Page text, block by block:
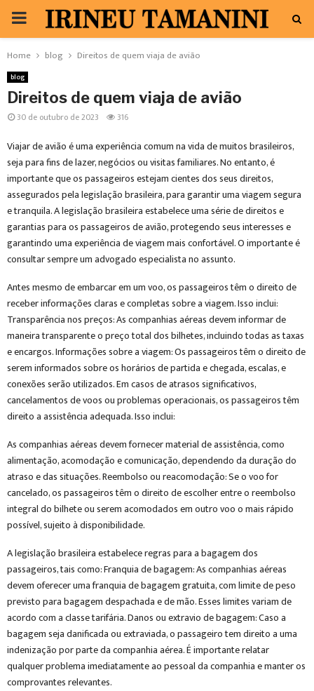
PRIMARY
MENU
Home blog Direitos de quem viaja de avião
blog
Direitos de quem viaja de avião
30 de outubro de 2023 316
Viajar de avião é uma experiência comum na vida de muitos brasileiros,
seja para fins de lazer, negócios ou visitas familiares. No entanto, é
importante que os passageiros estejam cientes dos seus direitos,
assegurados pela legislação brasileira, para garantir uma viagem segura
e tranquila. A legislação brasileira estabelece uma série de direitos e
garantias para os passageiros de avião, protegendo seus interesses e
garantindo uma experiência de viagem mais confortável. O importante é
consultar sempre um advogado especialista no assunto.
Antes mesmo de embarcar em um voo, os passageiros têm o direito de
receber informações claras e completas sobre a viagem. Isso inclui:
Transparência nos preços: As companhias aéreas devem informar de
maneira transparente o preço total dos bilhetes, incluindo todas as taxas
e encargos. Informações sobre a viagem: Os passageiros têm o direito de
serem informados sobre os horários de partida e chegada, escalas, e
conexões serão utilizados. Em casos de atrasos significativos,
cancelamentos de voos ou problemas operacionais, os passageiros têm
direito a assistência adequada. Isso inclui:
As companhias aéreas devem fornecer material de assistência, como
alimentação, acomodação e comunicação, dependendo da duração do
atraso e das situações. Reembolso ou reacomodação: Se o voo for
cancelado, os passageiros têm o direito de escolher entre o reembolso
integral do bilhete ou serem acomodados em outro voo o mais rápido
possível, sujeito à disponibilidade.
A legislação brasileira estabelece regras para a bagagem dos
passageiros, tais como: Franquia de bagagem: As companhias aéreas
devem oferecer uma franquia de bagagem gratuita, com limite de peso
previsto para bagagem despachada e de mão. Esses limites variam de
acordo com a classe tarifária. Danos ou extravio de bagagem: Caso a
bagagem seja danificada ou extraviada, o passageiro tem direito a uma
indenização por parte da companhia aérea. É importante relatar
qualquer problema imediatamente ao pessoal da companhia e manter os
comprovantes relevantes.